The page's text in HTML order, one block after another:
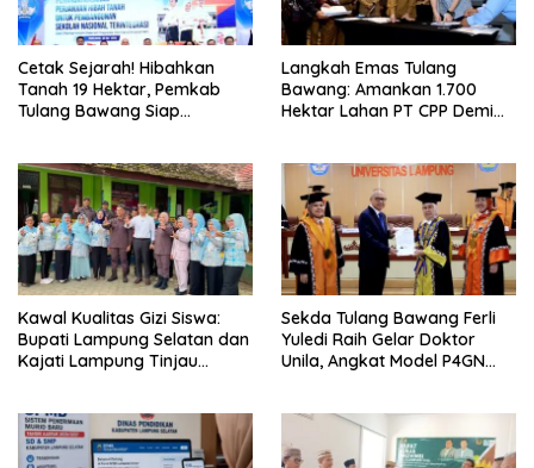
Cetak Sejarah! Hibahkan
Tanah 19 Hektar, Pemkab
Tulang Bawang Siap
Lampung
Langkah Emas Tulang
Bawang: Amankan 1.700
Hektar Lahan PT CPP Demi
Kawal Kualitas Gizi Siswa:
Bupati Lampung Selatan dan
Kajati Lampung Tinjau
Sekda Tulang Bawang Ferli
Yuledi Raih Gelar Doktor
Unila, Angkat Model P4GN